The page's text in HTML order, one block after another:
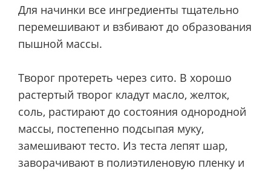
Для начинки все ингредиенты тщательно
перемешивают и взбивают до образования
пышной массы.
Творог протереть через сито. В хорошо
растертый творог кладут масло, желток,
соль, растирают до состояния однородной
массы, постепенно подсыпая муку,
замешивают тесто. Из теста лепят шар,
заворачивают в полиэтиленовую пленку и